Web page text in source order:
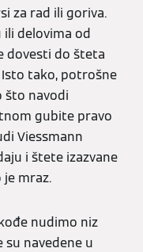
za rad ili goriva.
delovima od
dovesti do šteta
Isto tako, potrošne
što navodi
gubite pravo
Viessmann
i štete izazvane
mraz.
nudimo niz
su navedene u